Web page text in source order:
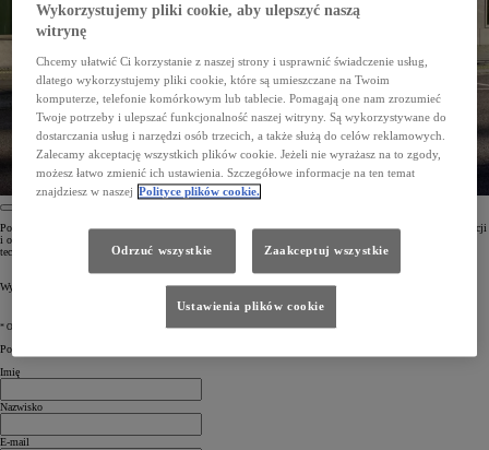
Po wyrażeniu zgody na subskrypcję otrzymasz dostęp do ekskluzywnych treści, w tym najnowszych informacji
i ofert* dotyczących rosnącej gamy pojazdów elektrycznych. Odkryj informacje na temat zaawansowanej
technologii Toyoty i uzyskaj pomocne wskazówki dotyczące aut elektrycznych.
Wyrusz razem z nami w ekscytującą podróż. Zapisz się do newslettera już dziś.
* Oferty mogą obejmować finansowanie, ubezpieczenie lub usługi serwisowe.
Powiedz nam coś o sobie
Imię
Nazwisko
E-mail
Wykorzystujemy pliki cookie, aby ulepszyć naszą
witrynę
Chcemy ułatwić Ci korzystanie z naszej strony i usprawnić świadczenie usług,
dlatego wykorzystujemy pliki cookie, które są umieszczane na Twoim
komputerze, telefonie komórkowym lub tablecie. Pomagają one nam zrozumieć
Twoje potrzeby i ulepszać funkcjonalność naszej witryny. Są wykorzystywane do
dostarczania usług i narzędzi osób trzecich, a także służą do celów reklamowych.
Zalecamy akceptację wszystkich plików cookie. Jeżeli nie wyrażasz na to zgody,
możesz łatwo zmienić ich ustawienia. Szczegółowe informacje na ten temat
znajdziesz w naszej Polityce plików cookie.
Odrzuć wszystkie Zaakceptuj wszystkie
Ustawienia plików cookie